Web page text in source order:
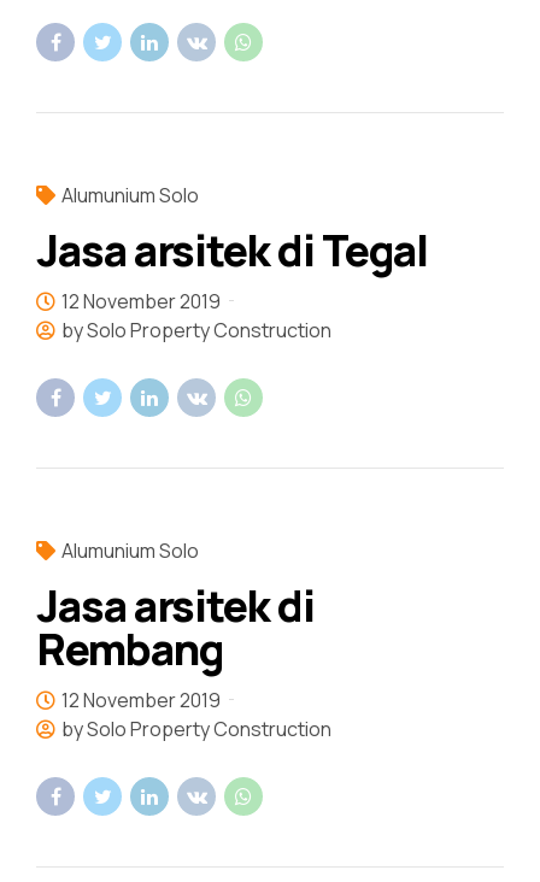
Alumunium Solo
Jasa arsitek di Tegal
12 November 2019
by Solo Property Construction
Alumunium Solo
Jasa arsitek di
Rembang
12 November 2019
by Solo Property Construction